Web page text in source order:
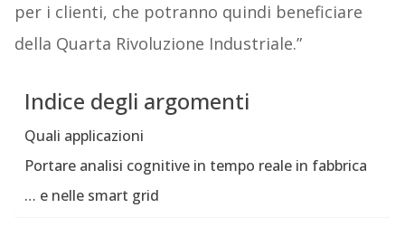
per i clienti, che potranno quindi beneficiare
della Quarta Rivoluzione Industriale.”
Indice degli argomenti
Quali applicazioni
Portare analisi cognitive in tempo reale in fabbrica
… e nelle smart grid